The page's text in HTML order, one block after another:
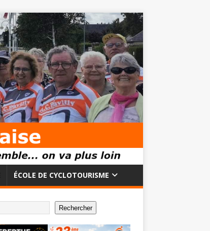
ÉCOLE DE CYCLOTOURISME
Rechercher